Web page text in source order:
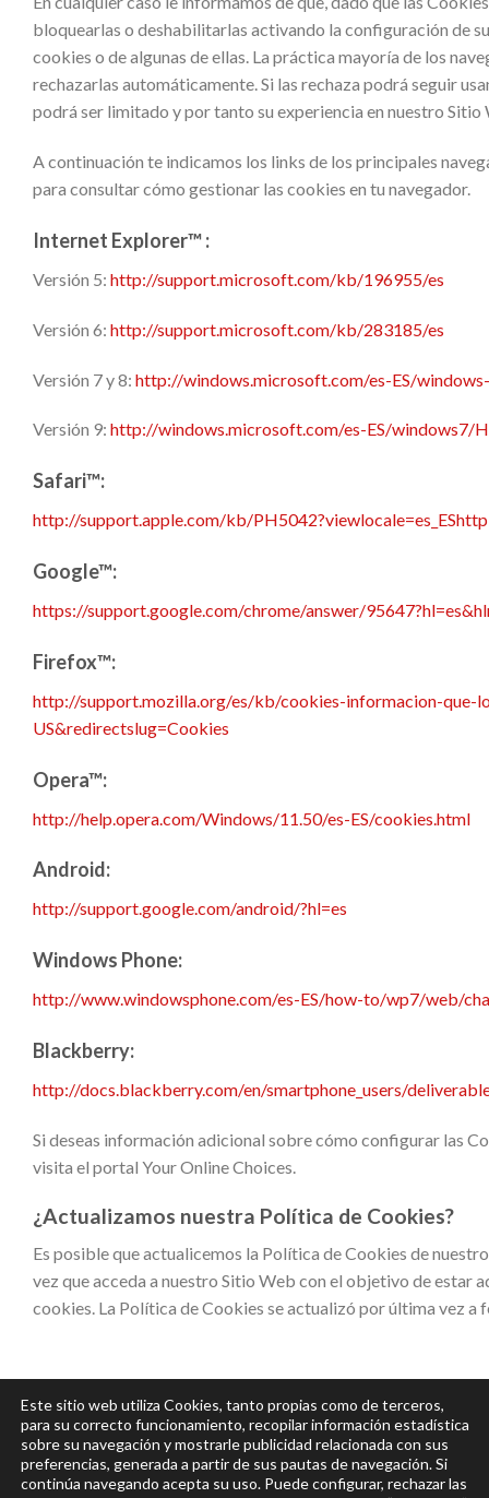
bloquearlas o deshabilitarlas activando la configuración de
cookies o de algunas de ellas. La práctica mayoría de los
rechazarlas automáticamente. Si las rechaza podrá seguir
podrá ser limitado y por tanto su experiencia en nuestro
A continuación te indicamos los links de los principales
para consultar cómo gestionar las cookies en tu navegador.
Internet Explorer™ :
Versión 5: http://support.microsoft.com/kb/196955/es
Versión 6: http://support.microsoft.com/kb/283185/es
Versión 7 y 8: http://windows.microsoft.com/es-ES/
Versión 9: http://windows.microsoft.com/es-ES/windows7/
Safari™:
http://support.apple.com/kb/PH5042?viewlocale=es_ES
Google™:
https://support.google.com/chrome/answer/
Firefox™:
http://support.mozilla.org/es/kb/cookies-informacion-que-
US&redirectslug=Cookies
Opera™:
http://help.opera.com/Windows/11.50/es-ES/cookies.html
Android:
http://support.google.com/android/?hl=es
Windows Phone:
http://www.windowsphone.com/es-ES/how-to/wp7/web/
Blackberry:
http://docs.blackberry.com/en/smartphone_users/
Si deseas información adicional sobre cómo configurar las
visita el portal Your Online Choices.
¿Actualizamos nuestra Política de Cookies?
Es posible que actualicemos la Política de Cookies de
vez que acceda a nuestro Sitio Web con el objetivo de estar
cookies. La Política de Cookies se actualizó por última vez a
Este sitio web utiliza Cookies, tanto propias como de terceros,
para su correcto funcionamiento, recopilar información estadística
sobre su navegación y mostrarle publicidad relacionada con sus
preferencias, generada a partir de sus pautas de navegación. Si
continúa navegando acepta su uso. Puede configurar, rechazar las